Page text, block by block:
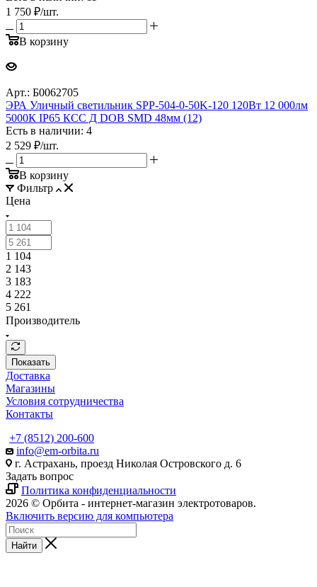
1 750 ₽/шт.
В корзину
Арт.: Б0062705
ЭРА Уличный светильник SPP-504-0-50K-120 120Вт 12 000лм
5000К IP65 КСС Д DOB SMD 48мм (12)
Есть в наличии: 4
2 529 ₽/шт.
В корзину
Фильтр
Цена
1 104
2 143
3 183
4 222
5 261
Производитель
Показать
Доставка
Магазины
Условия сотрудничества
Контакты
+7 (8512) 200-600
info@em-orbita.ru
г. Астрахань, проезд Николая Островского д. 6
Задать вопрос
Политика конфиденциальности
2026 © Орбита - интернет-магазин электротоваров.
Включить версию для компьютера
Найти